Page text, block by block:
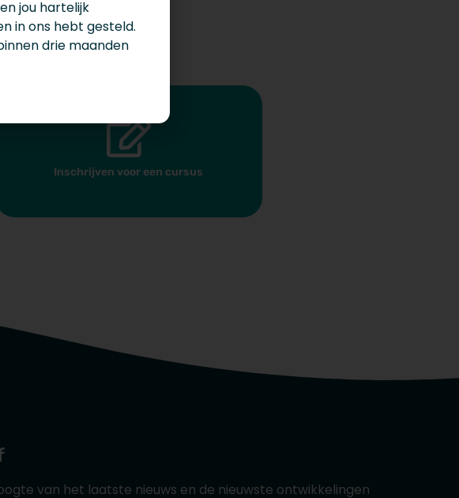
Inschrijven voor een cursus
van het laatste nieuws en de nieuwste ontwikkelingen
jou hartelijk
in ons hebt gesteld.
drie maanden